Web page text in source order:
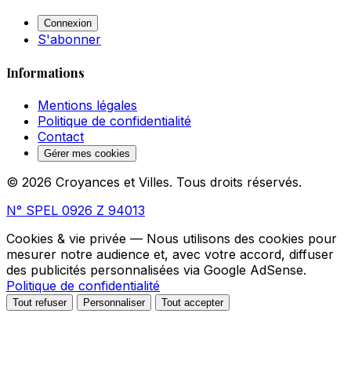
Connexion
S'abonner
Informations
Mentions légales
Politique de confidentialité
Contact
Gérer mes cookies
© 2026 Croyances et Villes. Tous droits réservés.
N° SPEL 0926 Z 94013
Cookies & vie privée — Nous utilisons des cookies pour
mesurer notre audience et, avec votre accord, diffuser
des publicités personnalisées via Google AdSense.
Politique de confidentialité
Tout refuser Personnaliser Tout accepter